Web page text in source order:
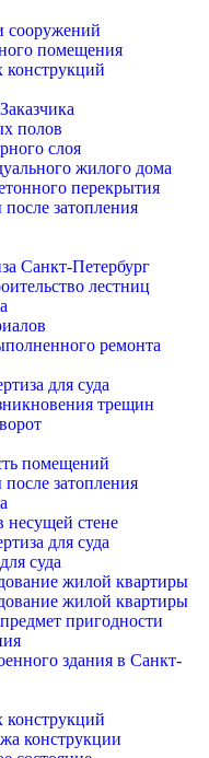
сооружений
помещения
конструкций
полов
слоя
жилого дома
перекрытия
затопления
Санкт-Петербург
лестниц
ремонта
для суда
трещин
помещений
затопления
несущей стене
для суда
суда
жилой квартиры
жилой квартиры
пригодности
здания в Санкт-
конструкций
конструкции